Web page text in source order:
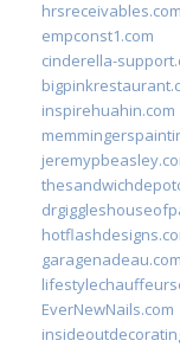
hrsreceivables.com
empconst1.com
cinderella-
inspirehuahin.com
garagenadeau.com
EverNewNails.com